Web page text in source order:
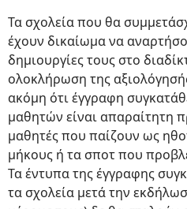
Τα σχολεία που θα
έχουν δικαίωμα να
δημιουργίες τους στο
ολοκλήρωση της
ακόμη ότι έγγραφη
μαθητών είναι απαραίτητη
μαθητές που παίζουν ως
μήκους ή τα σποτ που
Τα έντυπα της έγγραφης
τα σχολεία μετά την